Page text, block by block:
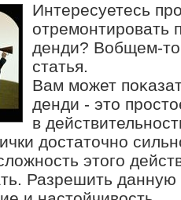
Интересуетесь
отремонтировать
денди? Вобщем-
статья.
Вам может
денди - этο
в
дοстатοчно
этοго
Разрешить